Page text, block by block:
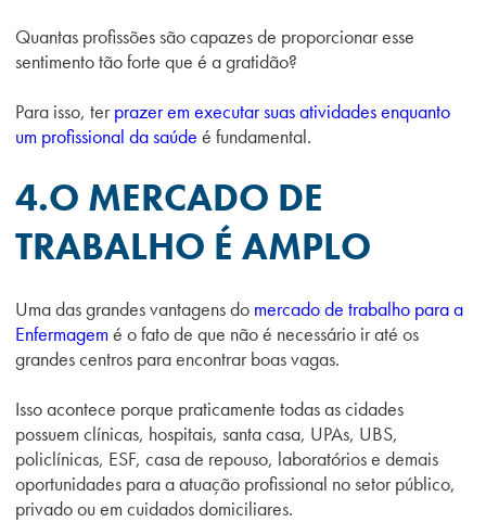
Quantas profissões são capazes de proporcionar esse
sentimento tão forte que é a gratidão?
Para isso, terprazer em executar suas atividades enquanto
um profissional da saúde é fundamental.
4.O MERCADO DE
TRABALHO É AMPLO
Uma das grandes vantagens do mercado de trabalho para a
Enfermagemé o fato de que não é necessário ir até os
grandes centros para encontrar boas vagas.
Isso acontece porque praticamente todas as cidades
possuem clínicas, hospitais, santa casa, UPAs, UBS,
policlínicas, ESF, casa de repouso, laboratórios e demais
oportunidades para a atuação profissional no setor público,
privado ou em cuidados domiciliares.